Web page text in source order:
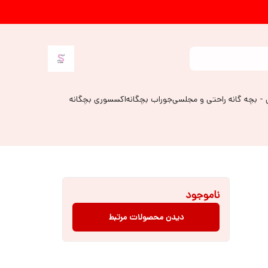
- بچه گانه راحتی و مجلسیجوراب بچگانهاکسسوری بچگانه
ناموجود
دیدن محصولات مرتبط